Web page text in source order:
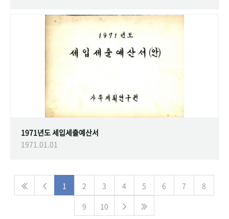
1971년도 세입세출예산서
1971.01.01
1 2 3 4 5 6 7
8
9
10